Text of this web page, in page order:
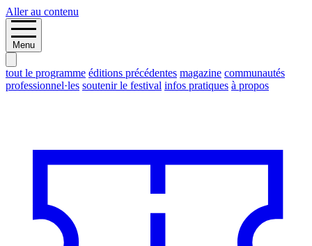
Aller au contenu
Menu
tout le programme éditions précédentes magazine communautés
professionnel·les soutenir le festival infos pratiques à propos